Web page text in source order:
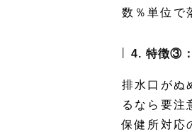
数％単位で
4. 特徴③
排水口がぬ
るなら要注
保健所対応